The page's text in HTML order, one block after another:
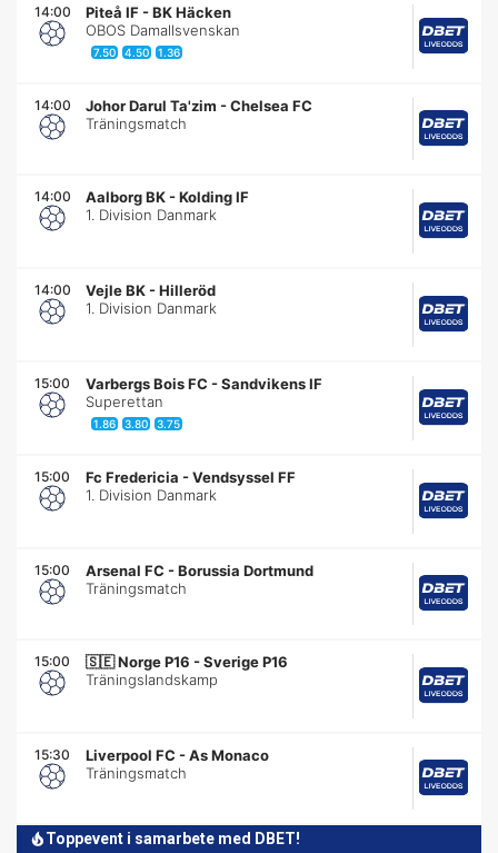
14:00 Piteå IF -BK Häcken
OBOS Damallsvenskan
7.50 4.50 1.36
14:00 Johor Darul Ta'zim -Chelsea FC
Träningsmatch
14:00 Aalborg BK -Kolding IF
1. Division Danmark
14:00 Vejle BK -Hilleröd
1. Division Danmark
15:00 Varbergs Bois FC -Sandvikens IF
Superettan
1.86 3.80 3.75
15:00 Fc Fredericia -Vendsyssel FF
1. Division Danmark
15:00 Arsenal FC -Borussia Dortmund
Träningsmatch
15:00 🇸🇪Norge P16 - Sverige P16
Träningslandskamp
15:30 Liverpool FC -As Monaco
Träningsmatch
Toppevent i samarbete med DBET!